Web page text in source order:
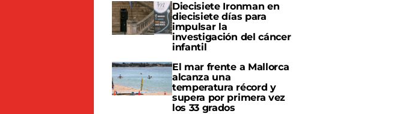
Diecisiete Ironman en
diecisiete días para
impulsar la
investigación del cáncer
infantil
El mar frente a Mallorca
alcanza una
temperatura récord y
supera por primera vez
los 33 grados